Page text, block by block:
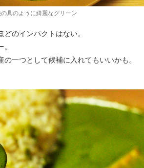
具のように綺麗なグリーン
のインパクトはない。
一つとして候補に入れてもいいかも。